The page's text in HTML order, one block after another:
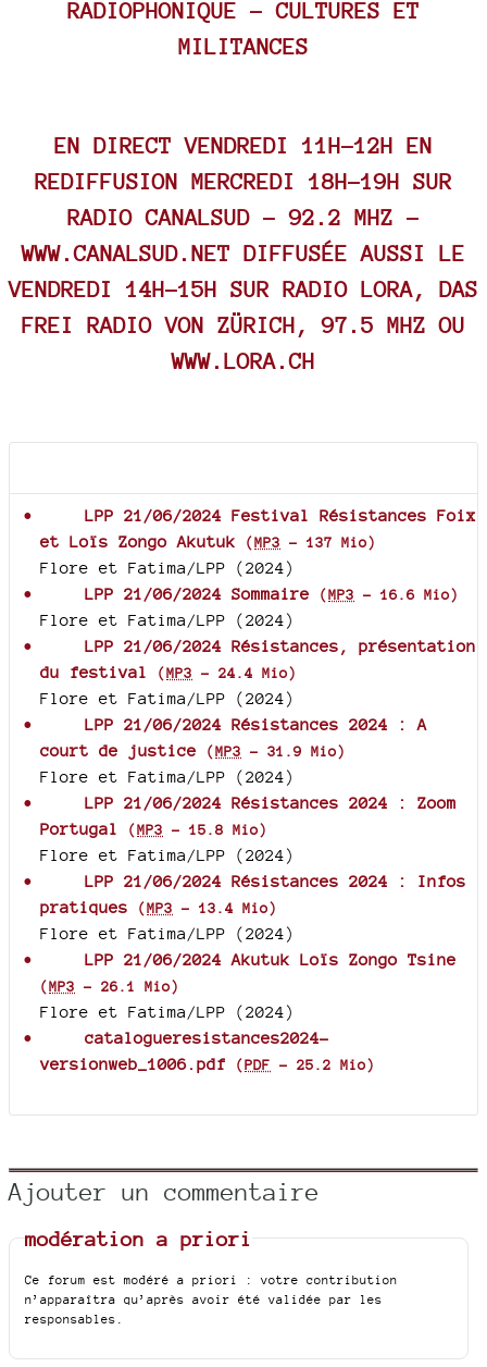
RADIOPHONIQUE - CULTURES ET
MILITANCES
EN DIRECT VENDREDI 11H-12H EN
REDIFFUSION MERCREDI 18H-19H SUR
RADIO CANALSUD - 92.2 MHZ -
WWW.CANALSUD.NET DIFFUSÉE AUSSI LE
VENDREDI 14H-15H SUR RADIO LORA, DAS
FREI RADIO VON ZÜRICH, 97.5 MHZ OU
WWW.LORA.CH
LPP 21/06/2024 Festival Résistances Foix
et Loïs Zongo Akutuk
(MP3 - 137 Mio)
Flore et Fatima/LPP (2024)
LPP 21/06/2024 Sommaire
(MP3 - 16.6 Mio)
Flore et Fatima/LPP (2024)
LPP 21/06/2024 Résistances, présentation
du festival
(MP3 - 24.4 Mio)
Flore et Fatima/LPP (2024)
LPP 21/06/2024 Résistances 2024 : A
court de justice
(MP3 - 31.9 Mio)
Flore et Fatima/LPP (2024)
LPP 21/06/2024 Résistances 2024 : Zoom
Portugal
(MP3 - 15.8 Mio)
Flore et Fatima/LPP (2024)
LPP 21/06/2024 Résistances 2024 : Infos
pratiques
(MP3 - 13.4 Mio)
Flore et Fatima/LPP (2024)
LPP 21/06/2024 Akutuk Loïs Zongo Tsine
(MP3 - 26.1 Mio)
Flore et Fatima/LPP (2024)
catalogueresistances2024-
versionweb_1006.pdf
(PDF - 25.2 Mio)
Ajouter un commentaire
modération a priori
Ce forum est modéré a priori : votre contribution
n’apparaîtra qu’après avoir été validée par les
responsables.